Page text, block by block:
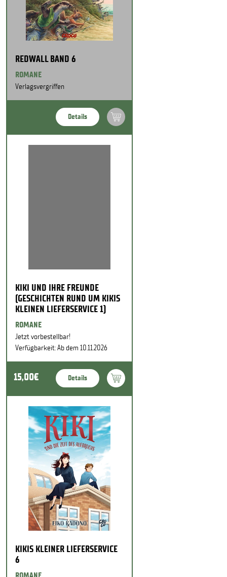
REDWALL BAND 6
ROMANE
Verlagsvergriffen
Details
KIKI UND IHRE FREUNDE
(GESCHICHTEN RUND UM KIKIS
KLEINEN LIEFERSERVICE 1)
ROMANE
Jetzt vorbestellbar!
Verfügbarkeit: Ab dem 10.11.2026
15,00€ Details
KIKIS KLEINER LIEFERSERVICE
6